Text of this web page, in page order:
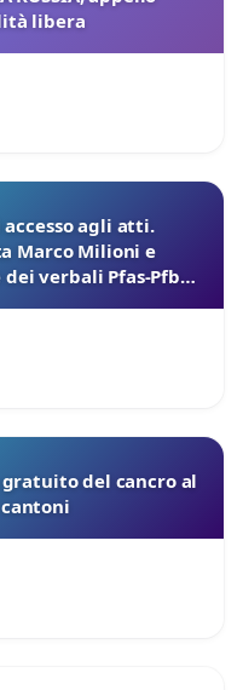
libera
agli atti.
Marco Milioni e
verbali Pfas-Pfba
gratuito del cancro al